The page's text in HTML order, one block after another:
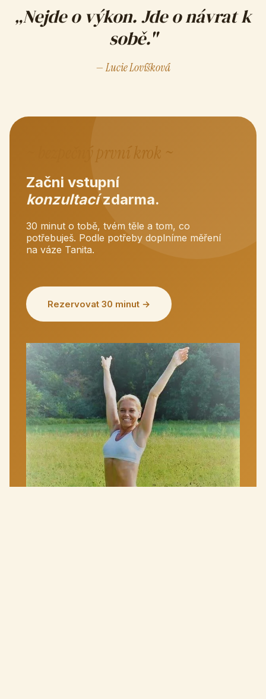
„Nejde o výkon. Jde o návrat k
sobě."
— Lucie Lovíšková
~ bezpečný první krok ~
Začni vstupní
konzultacízdarma.
30 minut o tobě, tvém těle a tom, co
potřebuješ. Podle potřeby doplníme měření
na váze Tanita.
Rezervovat 30 minut →